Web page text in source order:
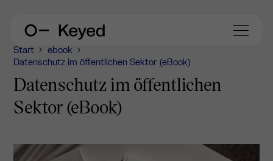
Start
ebook
Datenschutz im öffentlichen Sektor (eBook)
Datenschutz im öffentlichen
Sektor (eBook)